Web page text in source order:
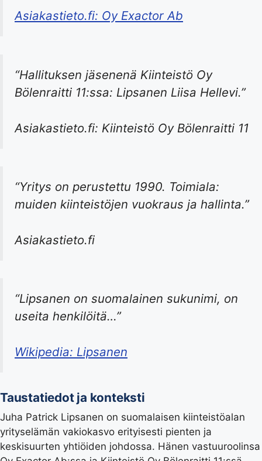
Asiakastieto.fi: Oy Exactor Ab
“Hallituksen jäsenenä Kiinteistö Oy
Bölenraitti 11:ssa: Lipsanen Liisa Hellevi.”
Asiakastieto.fi: Kiinteistö Oy Bölenraitti 11
“Yritys on perustettu 1990. Toimiala:
muiden kiinteistöjen vuokraus ja hallinta.”
Asiakastieto.fi
“Lipsanen on suomalainen sukunimi, on
useita henkilöitä…”
Wikipedia: Lipsanen
Taustatiedot ja konteksti
Juha Patrick Lipsanen on suomalaisen kiinteistöalan
yrityselämän vakiokasvo erityisesti pienten ja
keskisuurten yhtiöiden johdossa. Hänen vastuuroolinsa